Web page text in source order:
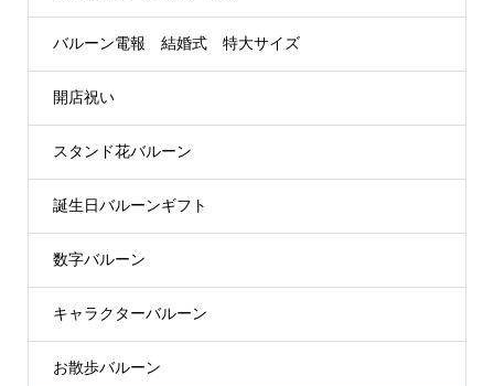
バルーン電報 結婚式 特大サイズ
開店祝い
スタンド花バルーン
誕生日バルーンギフト
数字バルーン
キャラクターバルーン
お散歩バルーン